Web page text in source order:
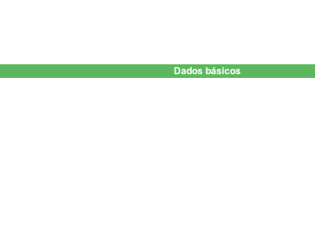
Dados básicos